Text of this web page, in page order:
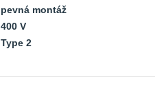
pevná montáž
400 V
Type 2